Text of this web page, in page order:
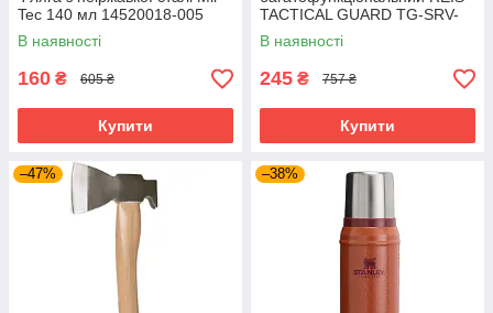
Tec 140 мл 14520018-005
В наявності
160 ₴ 605 ₴
Купити
TACTICAL GUARD TG-SRV-
MFKP-R SB сіро-чорний
В наявності
245 ₴ 757 ₴
Купити
–47% –38%